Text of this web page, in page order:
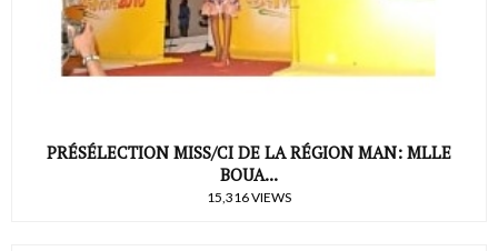
PRÉSÉLECTION MISS/CI DE LA RÉGION MAN: MLLE
BOUA...
15,316 VIEWS